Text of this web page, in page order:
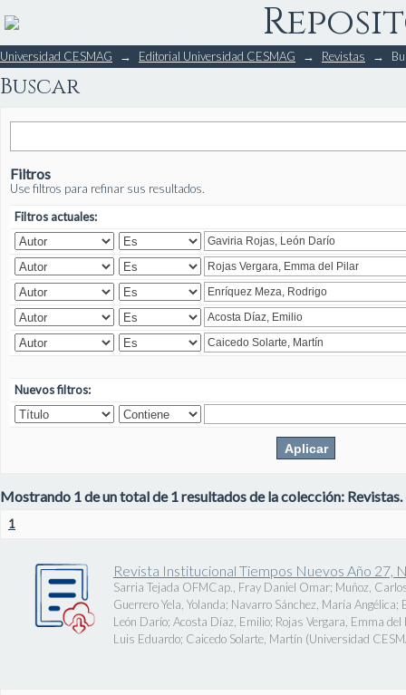
Buscar
Universidad CESMAG → Editorial Universidad CESMAG → Revistas →
Buscar
Filtros
Use filtros para refinar sus resultados.
Filtros actuales:
Nuevos filtros:
Mostrando 1 de un total de 1 resultados de la colección: Revistas.
1
Revista Institucional Tiempos Nuevos Año 27,
Sarria Tejada OFMCap., Fray Daniel Omar; Muñoz,
Guerrero Yela, Yolanda; Navarro Sánchez, María Angélica;
León Darío; Acosta Díaz, Emilio; Rojas Vergara, Emma del
Luis Eduardo; Caicedo Solarte, Martín (Universidad